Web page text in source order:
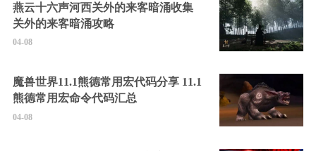
燕云十六声河西关外的来客暗涌收集
关外的来客暗涌攻略
04-08
魔兽世界11.1熊德常用宏代码分享 11.1
熊德常用宏命令代码汇总
04-08